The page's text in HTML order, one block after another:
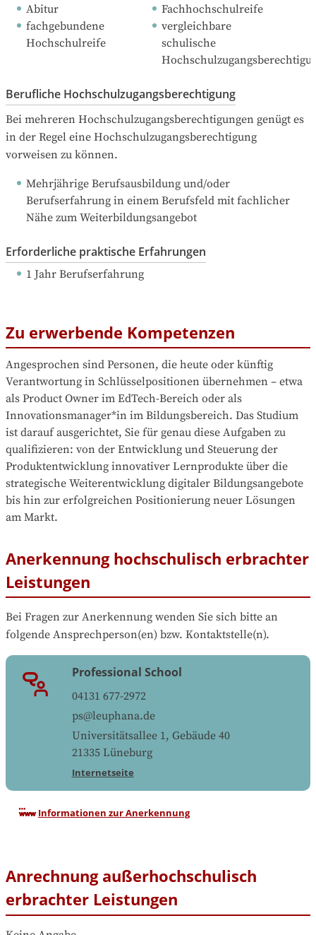
Abitur
Fachhochschulreife
fachgebundene
Hochschulreife
vergleichbare
schulische
Berufliche Hochschulzugangsberechtigung
Bei mehreren Hochschulzugangsberechtigungen genügt es
in der Regel eine Hochschulzugangsberechtigung
vorweisen zu können.
Mehrjährige Berufsausbildung und/oder
Berufserfahrung in einem Berufsfeld mit fachlicher
Nähe zum Weiterbildungsangebot
Erforderliche praktische Erfahrungen
1 Jahr Berufserfahrung
Zu erwerbende Kompetenzen
Angesprochen sind Personen, die heute oder künftig
Verantwortung in Schlüsselpositionen übernehmen – etwa
als Product Owner im EdTech-Bereich oder als
Innovationsmanager*in im Bildungsbereich. Das Studium
ist darauf ausgerichtet, Sie für genau diese Aufgaben zu
qualifizieren: von der Entwicklung und Steuerung der
Produktentwicklung innovativer Lernprodukte über die
strategische Weiterentwicklung digitaler Bildungsangebote
bis hin zur erfolgreichen Positionierung neuer Lösungen
am Markt.
Anerkennung hochschulisch erbrachter
Leistungen
Bei Fragen zur Anerkennung wenden Sie sich bitte an
folgende Ansprechperson(en) bzw. Kontaktstelle(n).
Professional School
04131 677-2972
ps@leuphana.de
Universitätsallee 1, Gebäude 40
21335 Lüneburg
Internetseite
Informationen zur Anerkennung
Anrechnung außerhochschulisch
erbrachter Leistungen